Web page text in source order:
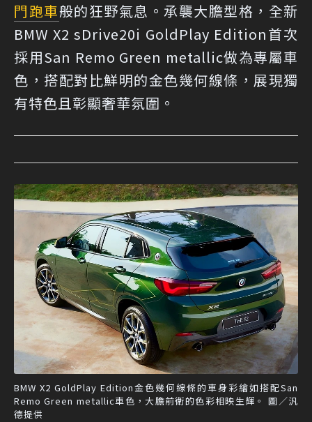
門跑車般的狂野氣息。承襲大膽型格，全新
BMW X2 sDrive20i GoldPlay Edition首次
採用San Remo Green metallic做為專屬車
色，搭配對比鮮明的金色幾何線條，展現獨
有特色且彰顯奢華氛圍。
BMW X2 GoldPlay Edition金色幾何線條的車身彩繪如搭配San
Remo Green metallic車色，大膽前衛的色彩相映生輝。 圖／汎
德提供